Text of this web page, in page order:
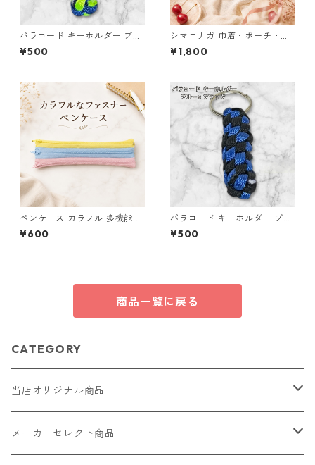
パラコード キーホルダー ブル
ー グリーン 編み込み s33
¥500
シマエナガ 巾着・ポーチ・ミ
ニポーチ 3点セット さくらん
ぼ柄×淡いピンク ジュエリー
¥1,800
ペンケース カラフル 多機能 筆
箱 ファスナー6本 s10
¥600
パラコード キーホルダー ブル
ー ブラック 編み込み s31
¥500
商品一覧に戻る
CATEGORY
当店オリジナル商品
レザー（革）
メーカーセレクト商品